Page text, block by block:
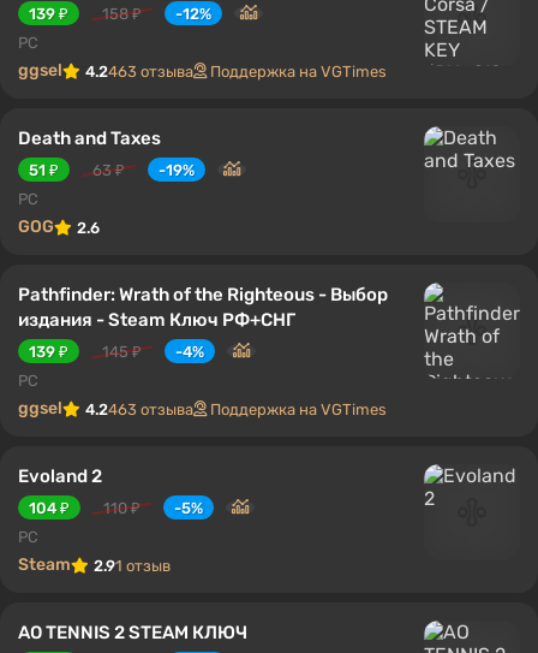
139 ₽ 158 ₽
-12%
PC
ggsel 4.2463 отзыва Поддержка на VGTimes
Death and Taxes
51 ₽ 63 ₽
-19%
PC
GOG 2.6
Pathfinder: Wrath of the Righteous - Выбор
издания - Steam Ключ РФ+СНГ
139 ₽ 145 ₽
-4%
PC
ggsel 4.2463 отзыва Поддержка на VGTimes
Evoland 2
104 ₽ 110 ₽
-5%
PC
Steam 2.91 отзыв
AO TENNIS 2 STEAM КЛЮЧ